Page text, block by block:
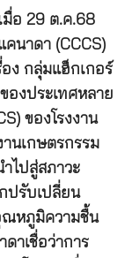
มื่อ 29 ต.ค.68
นาดา (CCCS)
อง กลุ่มแฮ็กเกอร์
องประเทศหลาย
ของโรงงาน
นเกษตรกรรม
ไปสู่สภาวะ
ปรับเปลี่ยน
ณหภูมิความชื้น
าเชื่อว่าการ